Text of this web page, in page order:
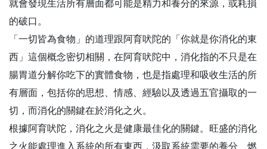
就會發現生活所有層面都可能是精力和養分的來源，或耗損
的破口。
「一切皆為食物」的道理跟阿育吠陀的「你就是你消化的東
西」這個概念密切相關，在阿育吠陀中，消化指的不只是在
腸胃道分解你吃下的實體食物，也是指處理和吸收生活的所
有層面，包括你的思想、情感、經驗以及透過五官攝取的一
切，而消化的關鍵在於消化之火。
根據阿育吠陀，消化之火是健康最佳化的關鍵。旺盛的消化
之火能處理進入系統的所有東西，汲取系統需要的養分、燃